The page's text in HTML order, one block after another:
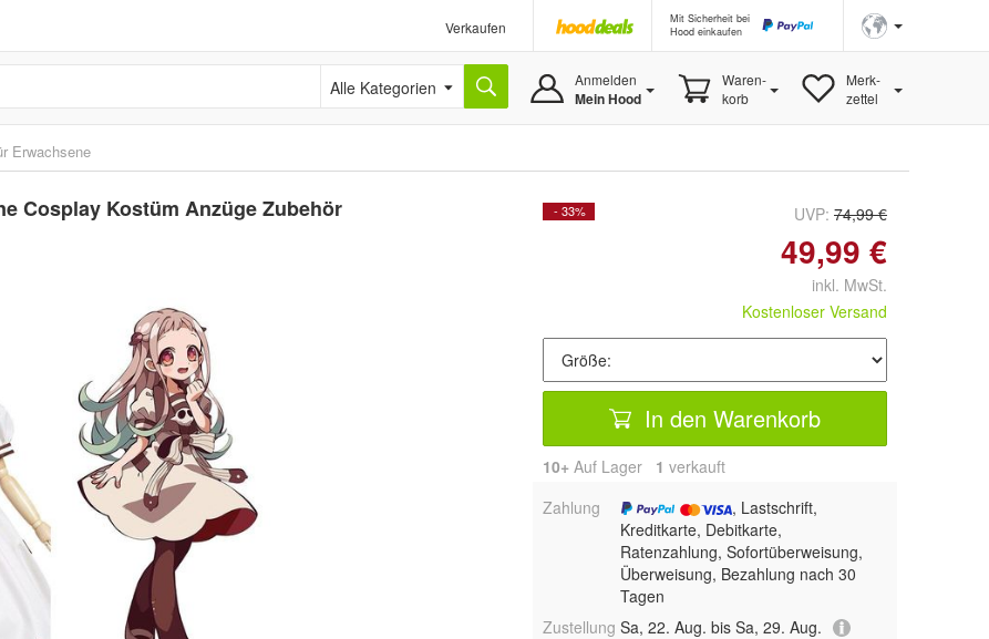
Verkaufen
Mit Sicherheit bei
Hood einkaufen
Alle Kategorien Anmelden
Mein Hood
Waren-
korb
Merk-
zettel
Erwachsene
Cosplay Kostüm Anzüge Zubehör - 33% UVP: 74,99 €
49,99 €
inkl. MwSt.
Kostenloser Versand
In den Warenkorb
10+ Auf Lager 1 verkauft
Zahlung
, Lastschrift,
Kreditkarte, Debitkarte,
Ratenzahlung, Sofortüberweisung,
Überweisung, Bezahlung nach 30
Tagen
Zustellung Sa, 22. Aug. bis Sa, 29. Aug.